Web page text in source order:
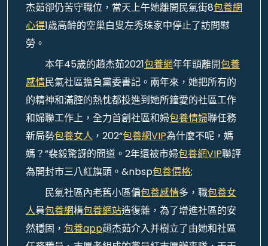
杰茹卻仍苦守職位，當天上午她離開民氣街8包養網
心得1歲高齡的空巢白叟左秀珠家中停止了訪問慰
勞。
本年45歲的趙杰茹2021包養網年年頭離開包養
感情民氣社區擔負黨委書記。兩年來，她把所有的
的精神和滿腔的熱忱都投進到她所鐘愛的社區工作
和婦聯工作上，全力首創社區和婦包養情婦聯任務
新局勢包養女人 ，202“包養網VIP為什麼不呢，媽
媽？”裴毅驚訝的問道。2年還被市婦包養網VIP聯評
為開封市三八紅旗頭。&nbsp包養價格;
民氣社區內老舊小區偏包養感情多，職包養女
人員包養網構包養網站造復雜，為了增進社區的安
然穩固， 包養app趙杰茹介入并樹立了由她和社區